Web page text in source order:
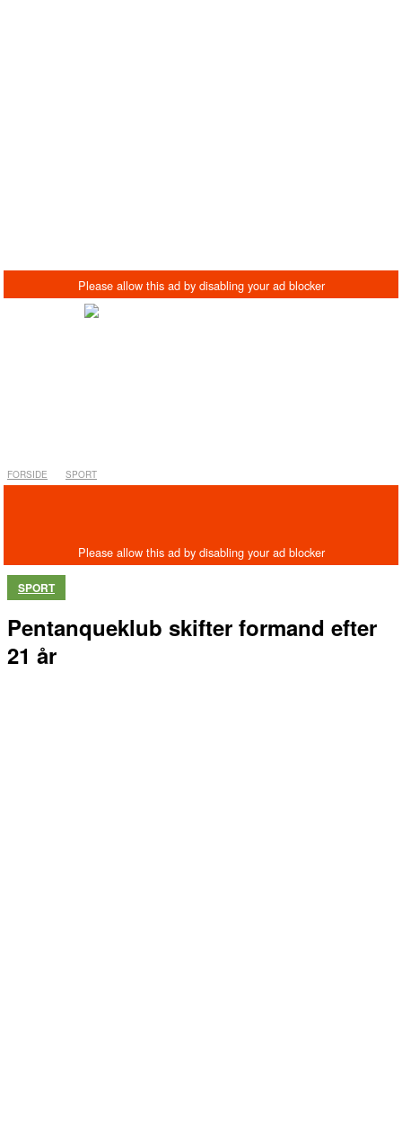
FORSIDE SPORT
SPORT
Pentanqueklub skifter formand efter
21 år